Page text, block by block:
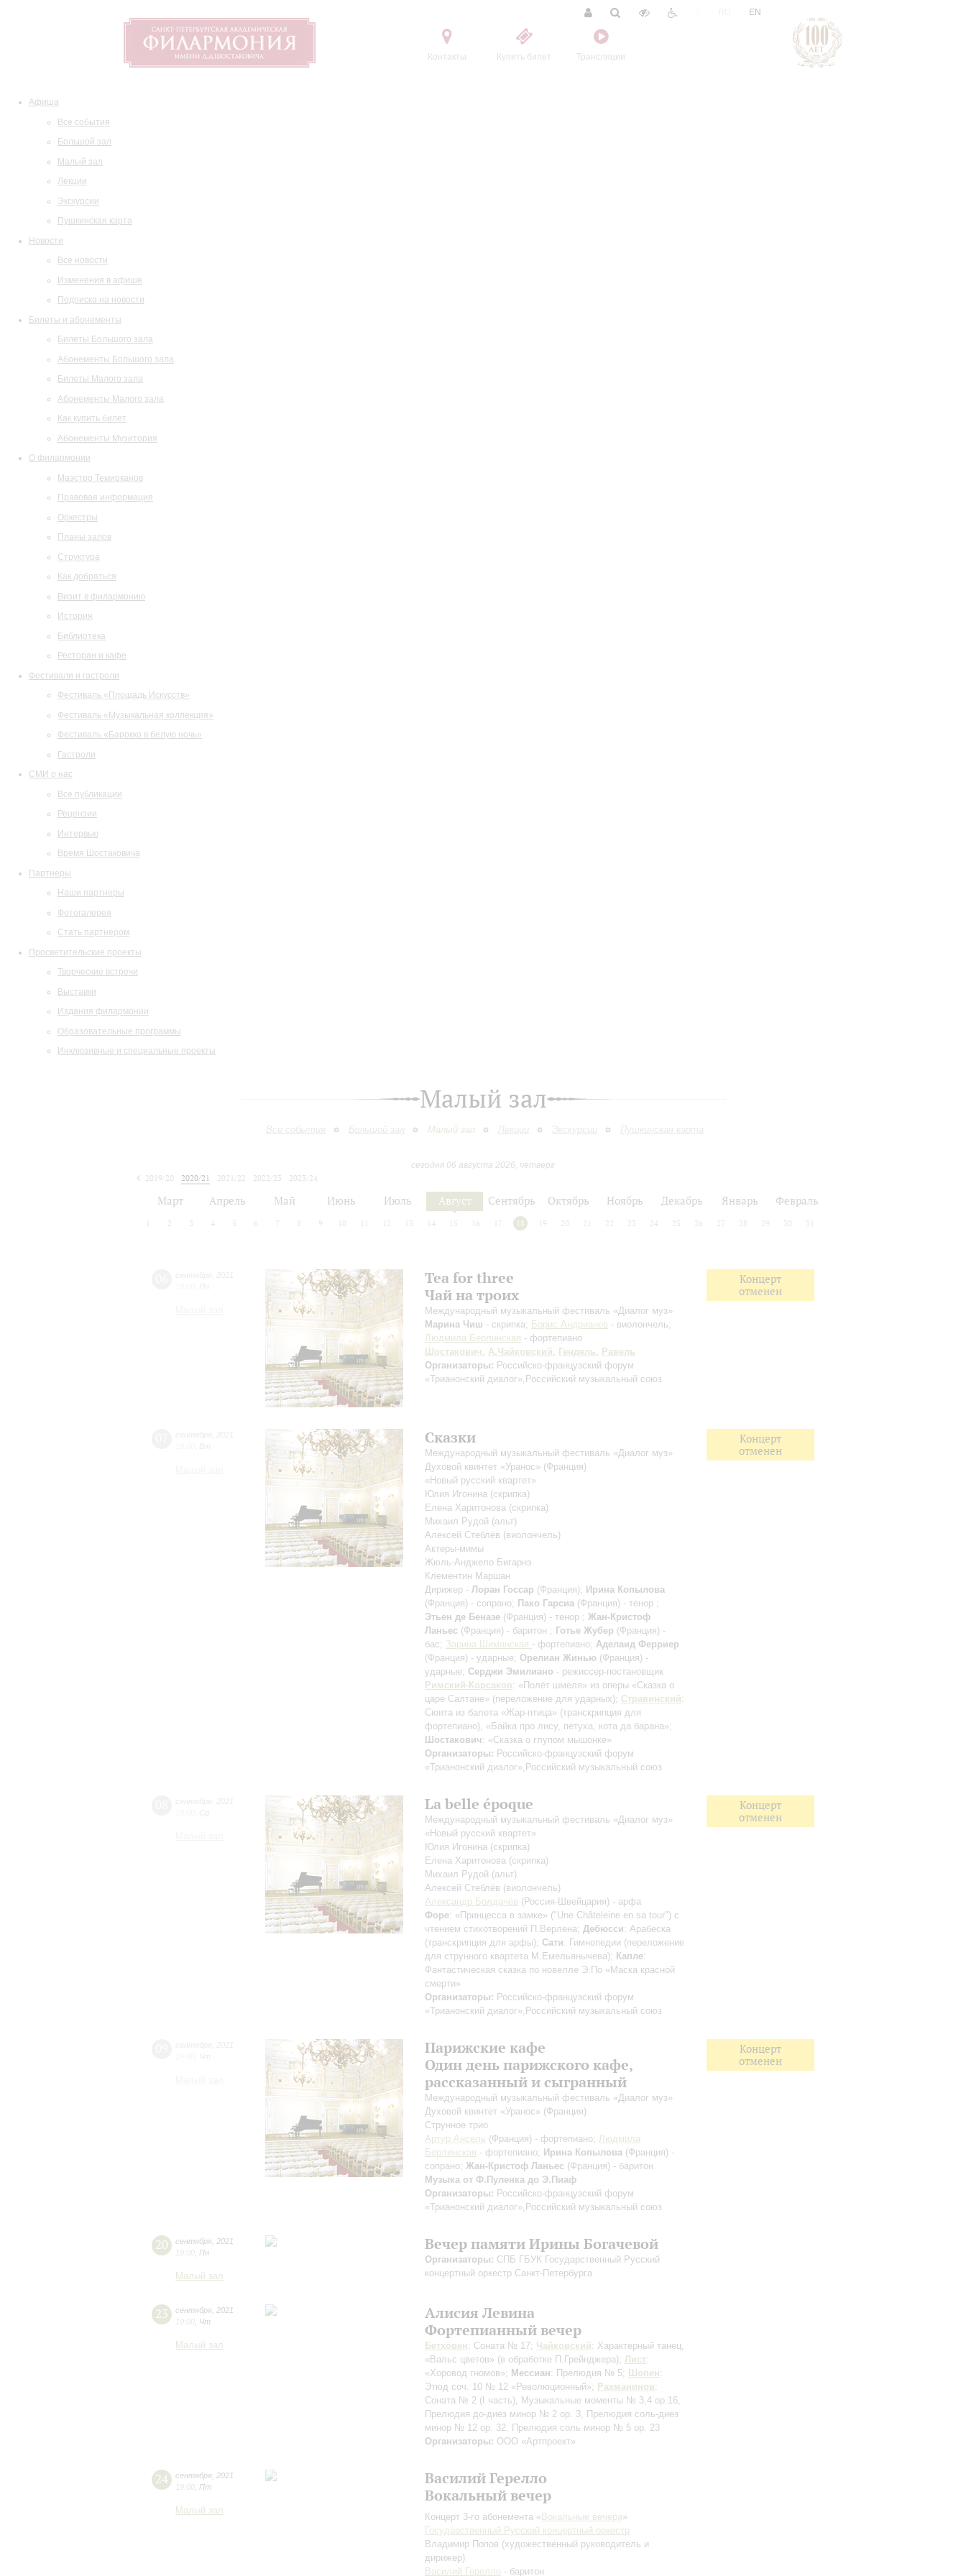
Контакты Купить билет Трансляции
EN
Афиша
Все события
Большой зал
Малый зал
Лекции
Экскурсии
Пушкинская карта
Новости
Все новости
Изменения в афише
Подписка на новости
Билеты и абонементы
Билеты Большого зала
Абонементы Большого зала
Билеты Малого зала
Абонементы Малого зала
Как купить билет
Абонементы Музитория
О филармонии
Маэстро Темирканов
Правовая информация
Оркестры
Планы залов
Структура
Как добраться
Визит в филармонию
История
Библиотека
Ресторан и кафе
Фестивали и гастроли
Фестиваль «Площадь Искусств»
Фестиваль «Музыкальная коллекция»
Фестиваль «Барокко в белую ночь»
Гастроли
СМИ о нас
Все публикации
Рецензии
Интервью
Время Шостаковича
Партнеры
Наши партнеры
Фотогалерея
Стать партнером
Просветительские проекты
Творческие встречи
Выставки
Издания филармонии
Образовательные программы
Инклюзивные и специальные проекты
Малый зал
Все события Большой зал Малый зал Лекции Экскурсии Пушкинская карта
сегодня 06 августа 2026, четверг
2019/20
2020/21 2021/22 2022/23
2023/24
Март Апрель Май Июнь Июль Август Сентябрь Октябрь Ноябрь Декабрь Январь Февраль
1 2 3 4 5 6 7 8 9 10 12 13 14 15 16 17 18 19 20 21 22 23 24 25 26 27 28 29 30 31
Tea for three
Чай на троих
Международный музыкальный фестиваль «Диалог муз»
Марина Чиш - скрипка; Борис Андрианов - виолончель;
Людмила Берлинская - фортепиано
Шостакович , А.Чайковский, Гендель, Равель
Организаторы: Российско-французский форум
«Трианонский диалог»,Российский музыкальный союз
Концерт
отменен
Сказки
Международный музыкальный фестиваль «Диалог муз»
Духовой квинтет «Уранос» (Франция)
«Новый русский квартет»
Юлия Игонина (скрипка)
Елена Харитонова (скрипка)
Михаил Рудой (альт)
Алексей Стеблёв (виолончель)
Актеры-мимы
Жюль-Анджело Бигарнэ
Клементин Маршан
Дирижер - Лоран Госсар (Франция); Ирина Копылова
(Франция) - сопрано; Пако Гарсиа (Франция) - тенор ;
Этьен де Беназе (Франция) - тенор ; Жан-Кристоф
Ланьес (Франция) - баритон ; Готье Жубер (Франция) -
бас; Зарина Шиманская - фортепиано; Аделаид Ферриер
(Франция) - ударные; Орелиан Жинью (Франция) -
ударные; Серджи Эмилиано - режиссер-постановщик
Римский-Корсаков: «Полёт шмеля» из оперы «Сказка о
царе Салтане» (переложение для ударных); Стравинский:
Cюита из балета «Жар-птица» (транскрипция для
фортепиано), «Байка про лису, петуха, кота да барана»;
Шостакович: «Сказка о глупом мышонке»
Организаторы: Российско-французский форум
«Трианонский диалог»,Российский музыкальный союз
Концерт
отменен
La belle époque
Международный музыкальный фестиваль «Диалог муз»
«Новый русский квартет»
Юлия Игонина (скрипка)
Елена Харитонова (скрипка)
Михаил Рудой (альт)
Алексей Стеблёв (виолончель)
Александр Болдачёв (Россия-Швейцария) - арфа
Форе: «Принцесса в замке» ("Une Châteleine en sa tour") с
чтением стихотворений П.Верлена; Дебюсси: Арабеска
(транскрипция для арфы); Сати: Гимнопедии (переложение
для струнного квартета М.Емельянычева); Капле:
Фантастическая сказка по новелле Э.По «Маска красной
смерти»
Организаторы: Российско-французский форум
«Трианонский диалог»,Российский музыкальный союз
Концерт
отменен
Парижские кафе
Один день парижского кафе,
рассказанный и сыгранный
Международный музыкальный фестиваль «Диалог муз»
Духовой квинтет «Уранос» (Франция)
Струнное трио
Артур Ансель (Франция) - фортепиано; Людмила
Берлинская - фортепиано; Ирина Копылова (Франция) -
сопрано; Жан-Кристоф Ланьес (Франция) - баритон
Музыка от Ф.Пуленка до Э.Пиаф
Организаторы: Российско-французский форум
«Трианонский диалог»,Российский музыкальный союз
Концерт
отменен
20 сентября 2021
19:00 Пн
Малый зал
Вечер памяти Ирины Богачевой
Организаторы: СПБ ГБУК Государственный Русский
концертный оркестр Санкт-Петербурга
23 сентября 2021
19:00 Чт
Малый зал
Алисия Левина
Фортепианный вечер
Бетховен: Соната № 17; Чайковский: Характерный танец,
«Вальс цветов» (в обработке П.Грейнджера); Лист:
«Хоровод гномов»; Мессиан: Прелюдия № 5; Шопен:
Этюд соч. 10 № 12 «Революционный»; Рахманинов:
Соната № 2 (I часть), Музыкальные моменты № 3,4 op.16,
Прелюдия до-диез минор № 2 op. 3, Прелюдия соль-диез
минор № 12 op. 32, Прелюдия соль минор № 5 op. 23
Организаторы: OOO «Артпроект»
24 сентября 2021
19:00 Пт
Малый зал
Василий Герелло
Вокальный вечер
Концерт 3-го абонемента « Вокальные вечера»
Государственный Русский концертный оркестр
Владимир Попов (художественный руководитель и
дирижер)
Василий Герелло - баритон